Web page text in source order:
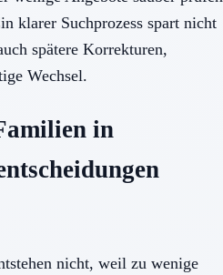
klarer Suchprozess spart nicht
spätere Korrekturen,
Wechsel.
in
nicht, weil zu wenige